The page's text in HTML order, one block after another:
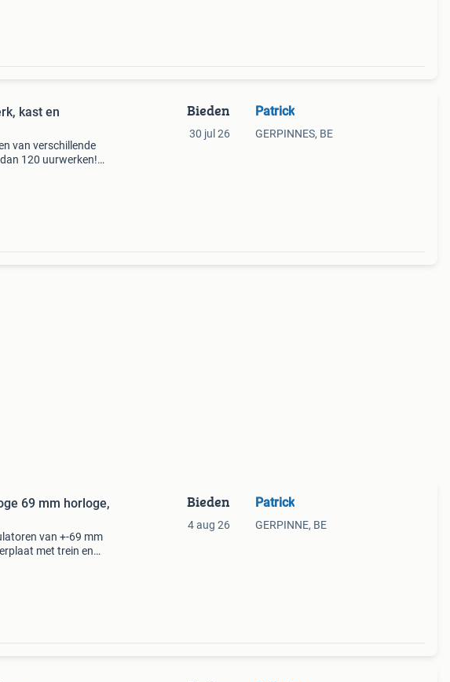
kast en
van verschillende
120 uurwerken!
Bieden
30 jul 26
Patrick
GERPINNES, BE
van +-69 mm
met trein en
Bieden
4 aug 26
Patrick
GERPINNE, BE